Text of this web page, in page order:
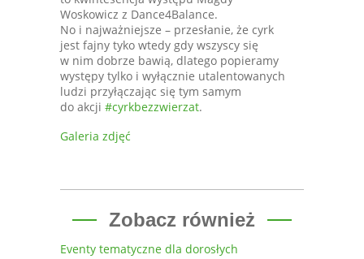
Woskowicz z Dance4Balance.
No i najważniejsze – przesłanie, że cyrk
jest fajny tyko wtedy gdy wszyscy się
w nim dobrze bawią, dlatego popieramy
występy tylko i wyłącznie utalentowanych
ludzi przyłączając się tym samym
do akcji #cyrkbezzwierzat.
Galeria zdjęć
Zobacz również
Eventy tematyczne dla dorosłych